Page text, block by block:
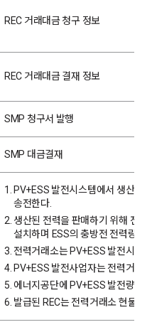
REC 거래대금 청구 정보
REC 거래대금 결재 정보
SMP 청구서 발행
SMP 대금결재
1.
PV+ESS 발전시스템에서 생산된
송전한다.
2. 생산된 전력을 판매하기 위해 전
설치하며 ESS의 충방전 전력량을
3. 전력거래소는 PV+ESS 발전시스
4. PV+ESS 발전사업자는 전력거래
5. 에너지공단에 PV+ESS 발전량에
6. 발급된 REC는 전력거래소 현물시